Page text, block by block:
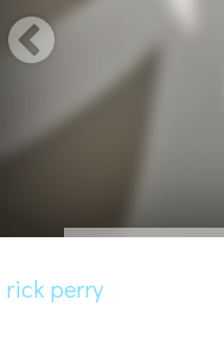
rick perry